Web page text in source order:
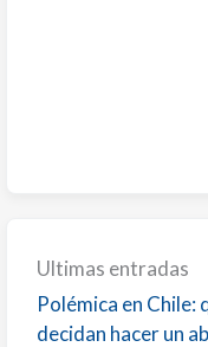
Ultimas entradas
Polémica en Chile:
decidan hacer un